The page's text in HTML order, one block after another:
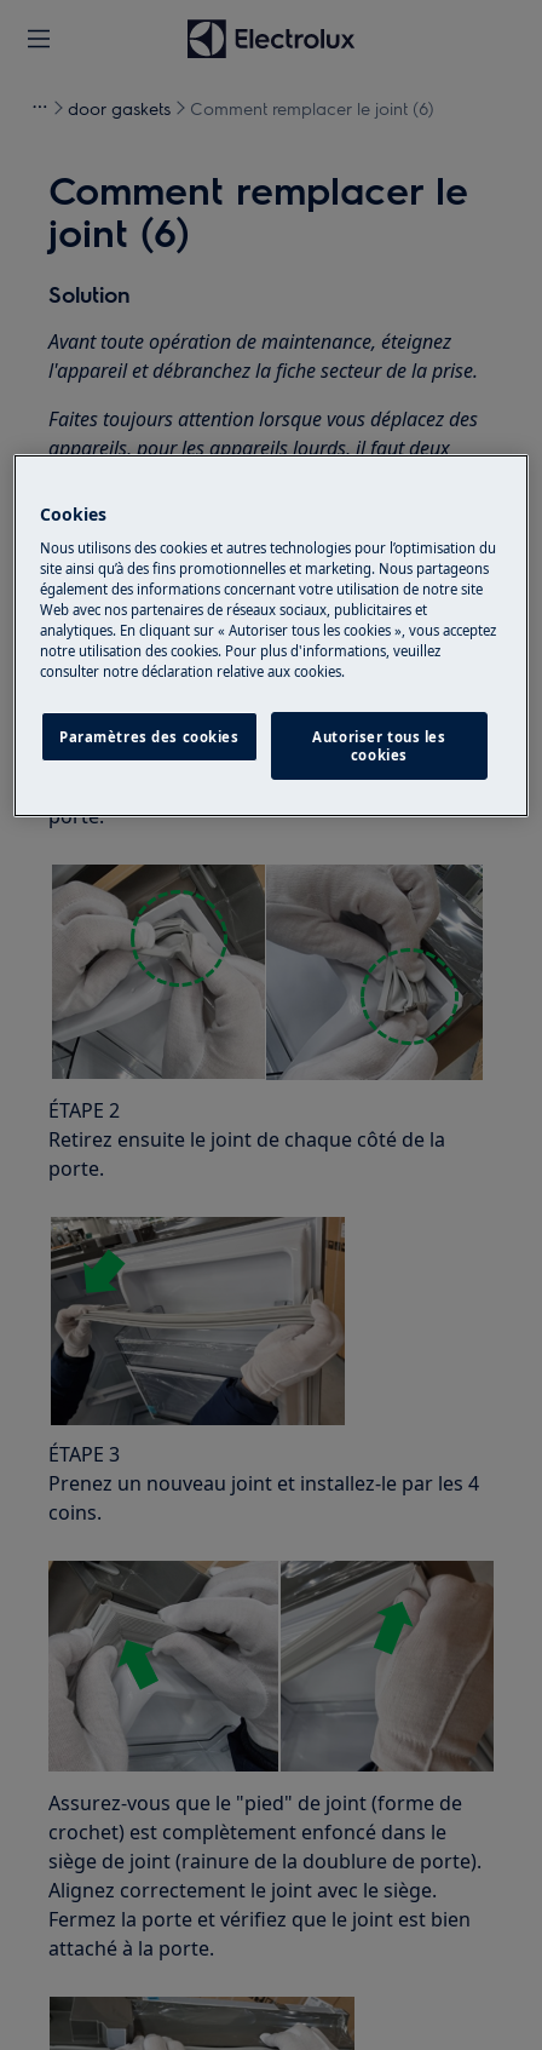
door gaskets Comment remplacer le joint (6)
Comment remplacer le
joint (6)
Solution
Avant toute opération de maintenance, éteignez
l'appareil et débranchez la fiche secteur de laprise.
Faites toujours attention lorsque vous déplacez des
appareils, pour les appareils lourds, il faut deux
Utilisez toujours des gants de sécurité et des
chaussures fermées.
Veuillez noter que l'auto-réparation ou la réparation
non professionnelle peut avoir des conséquences sur
la sécurité si elle n'est pas effectuée correctement.
COMMENT REMPLACER LE JOINT?
ÉTAPE 1
Commencez par un coin et retirez le joint de la
porte.
ÉTAPE 2
Retirez ensuite le joint de chaque côté de la
porte.
ÉTAPE 3
Prenez un nouveau joint et installez-le par les 4
coins.
Assurez-vous que le "pied" de joint (forme de
crochet) est complètement enfoncé dans le
siège de joint (rainure de la doublure de porte).
Alignez correctement le joint avec le siège.
Fermez la porte et vérifiez que le joint est bien
attaché à la porte.
Cookies
Nous utilisons des cookies et autres technologies pour l’optimisation du
site ainsi qu’à des fins promotionnelles et marketing. Nous partageons
également des informations concernant votre utilisation de notre site
Web avec nos partenaires de réseaux sociaux, publicitaires et
analytiques. En cliquant sur « Autoriser tous les cookies », vous acceptez
notre utilisation des cookies. Pour plus d'informations, veuillez
consulter notre déclaration relative aux cookies.
Paramètres des cookies
Autoriser tous les
cookies